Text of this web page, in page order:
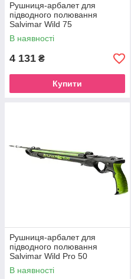
Рушниця-арбалет для
підводного полювання
Salvimar Wild 75
В наявності
4 131 ₴
Купити
Рушниця-арбалет для
підводного полювання
Salvimar Wild Pro 50
В наявності